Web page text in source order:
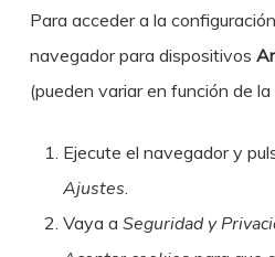
Para acceder a la
navegador para dispositivos
(pueden variar en función de
Ejecute el navegador y
Ajustes.
Vaya a Seguridad y